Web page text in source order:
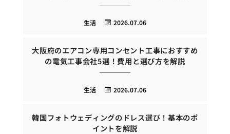
2026.07.06
生活
大阪府のエアコン専用コンセント工事におすすめ
の電気工事会社5選！費用と選び方を解説
2026.07.06
生活
韓国フォトウェディングのドレス選び！基本のポ
イントを解説